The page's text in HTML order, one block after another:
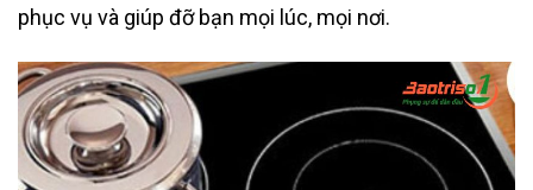
phục vụ và giúp đỡ bạn mọi lúc, mọi nơi.